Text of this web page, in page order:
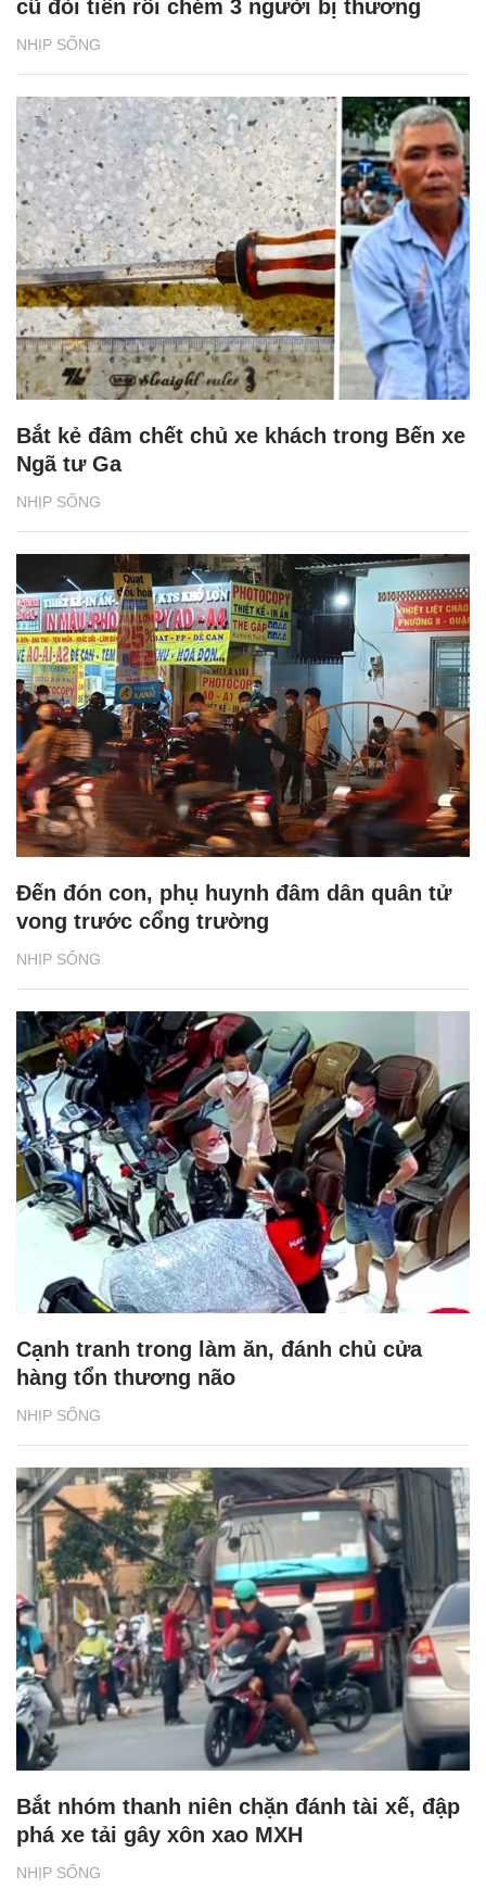
NHỊP SỐNG
cũ đòi tiền rồi chém 3 người bị thương
NHỊP SỐNG
Bắt kẻ đâm chết chủ xe khách trong Bến xe
Ngã tư Ga
NHỊP SỐNG
Đến đón con, phụ huynh đâm dân quân tử
vong trước cổng trường
NHỊP SỐNG
Cạnh tranh trong làm ăn, đánh chủ cửa
hàng tổn thương não
NHỊP SỐNG
Bắt nhóm thanh niên chặn đánh tài xế, đập
phá xe tải gây xôn xao MXH